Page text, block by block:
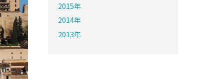
2015年
2014年
2013年